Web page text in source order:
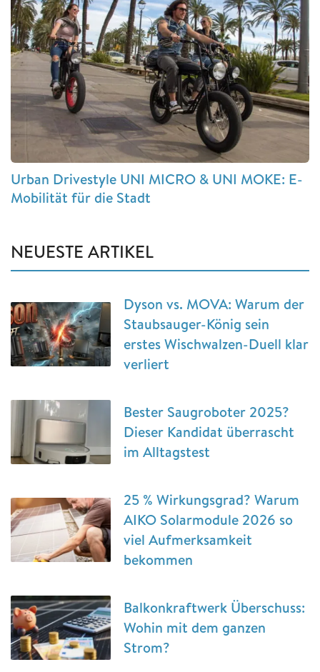
Urban Drivestyle UNI MICRO & UNI MOKE: E-
Mobilität für die Stadt
NEUESTE ARTIKEL
Dyson vs. MOVA: Warum der
Staubsauger-König sein
erstes Wischwalzen-Duell klar
verliert
Bester Saugroboter 2025?
Dieser Kandidat überrascht
im Alltagstest
25 % Wirkungsgrad? Warum
AIKO Solarmodule 2026 so
viel Aufmerksamkeit
bekommen
Balkonkraftwerk Überschuss:
Wohin mit dem ganzen
Strom?